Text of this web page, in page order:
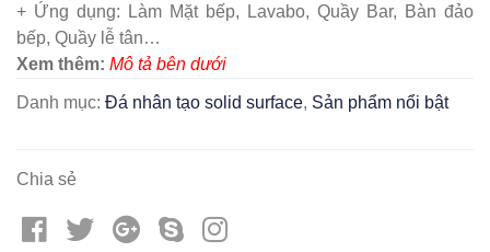
+ Ứng dụng: Làm Mặt bếp, Lavabo, Quầy Bar, Bàn đảo
bếp, Quầy lễ tân…
Xem thêm: Mô tả bên dưới
Danh mục: Đá nhân tạo solid surface, Sản phẩm nổi bật
Chia sẻ